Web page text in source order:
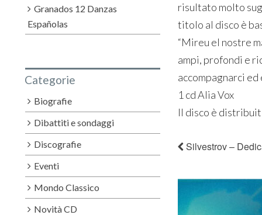
risultato molto
titolo al disco è
“Mireu el nostre
ampi, profondi e
accompagnarci ed
1 cd Alia Vox
Il disco è
Silvestrov –
Granados 12 Danzas
Españolas
Categorie
Biografie
Dibattiti e sondaggi
Discografie
Eventi
Mondo Classico
Novità CD